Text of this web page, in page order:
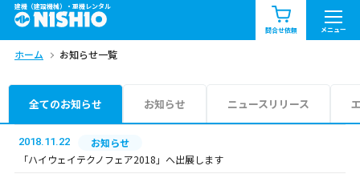
建機（建設機械）・重機レンタル
問合せ依頼 メニュー
商品一覧 お知らせ一覧
問合せ依頼リスト
エリア情報を見る
ホーム お知らせ一覧
全てのお知らせ お知らせ ニュースリリース
2018.11.22
お知らせ
「ハイウェイテクノフェア2018」へ出展します